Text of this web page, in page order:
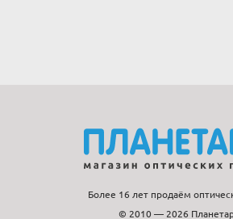
Более 16 лет продаём
© 2010 — 2026